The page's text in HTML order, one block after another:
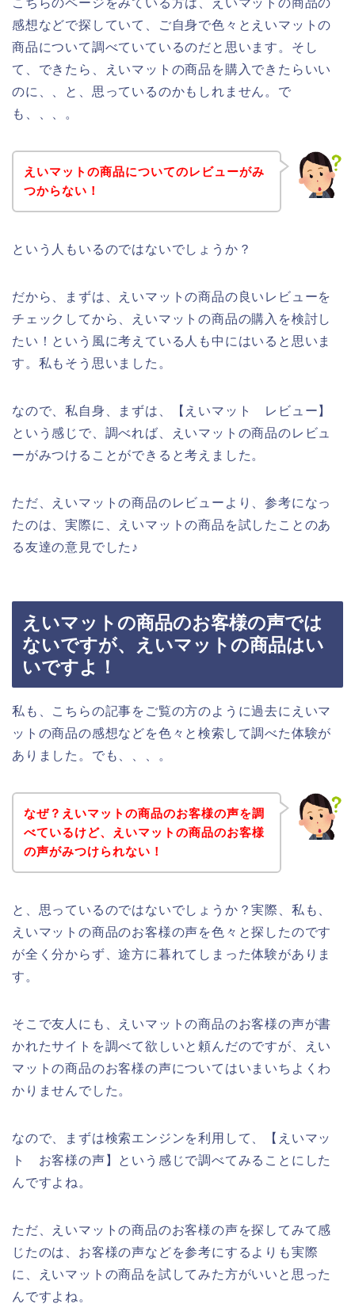
こちらのページをみている方は、えいマットの商品の
感想などで探していて、ご自身で色々とえいマットの
商品について調べていているのだと思います。そし
て、できたら、えいマットの商品を購入できたらいい
のに、、と、思っているのかもしれません。で
も、、、。
えいマットの商品についてのレビューがみ
つからない！
という人もいるのではないでしょうか？
だから、まずは、えいマットの商品の良いレビューを
チェックしてから、えいマットの商品の購入を検討し
たい！という風に考えている人も中にはいると思いま
す。私もそう思いました。
なので、私自身、まずは、【えいマット レビュー】
という感じで、調べれば、えいマットの商品のレビュ
ーがみつけることができると考えました。
ただ、えいマットの商品のレビューより、参考になっ
たのは、実際に、えいマットの商品を試したことのあ
る友達の意見でした♪
えいマットの商品のお客様の声では
ないですが、えいマットの商品はい
いですよ！
私も、こちらの記事をご覧の方のように過去にえいマ
ットの商品の感想などを色々と検索して調べた体験が
ありました。でも、、、。
なぜ？えいマットの商品のお客様の声を調
べているけど、えいマットの商品のお客様
の声がみつけられない！
と、思っているのではないでしょうか？実際、私も、
えいマットの商品のお客様の声を色々と探したのです
が全く分からず、途方に暮れてしまった体験がありま
す。
そこで友人にも、えいマットの商品のお客様の声が書
かれたサイトを調べて欲しいと頼んだのですが、えい
マットの商品のお客様の声についてはいまいちよくわ
かりませんでした。
なので、まずは検索エンジンを利用して、【えいマッ
ト お客様の声】という感じで調べてみることにした
んですよね。
ただ、えいマットの商品のお客様の声を探してみて感
じたのは、お客様の声などを参考にするよりも実際
に、えいマットの商品を試してみた方がいいと思った
んですよね。